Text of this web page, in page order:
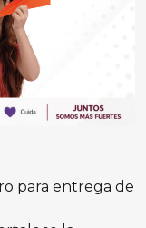
para entrega de